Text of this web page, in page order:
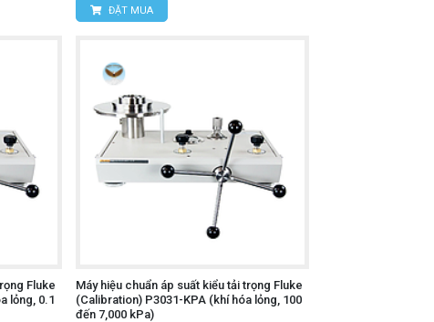
ĐẶT MUA
Fluke
lỏng, 0.1
Máy hiệu chuẩn áp suất kiểu tải trọng Fluke
(Calibration) P3031-KPA (khí hóa lỏng, 100
đến 7,000 kPa)